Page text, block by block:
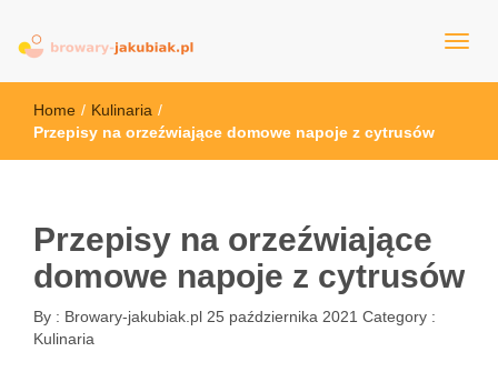
browary-jakubiak.pl
Home / Kulinaria /
Przepisy na orzeźwiające domowe napoje z cytrusów
Przepisy na orzeźwiające
domowe napoje z cytrusów
By : Browary-jakubiak.pl 25 października 2021 Category :
Kulinaria